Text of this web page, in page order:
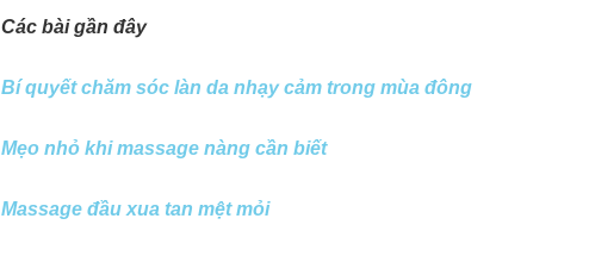
Các bài gần đây
Bí quyết chăm sóc làn da nhạy cảm trong mùa đông
Mẹo nhỏ khi massage nàng cần biết
Massage đầu xua tan mệt mỏi